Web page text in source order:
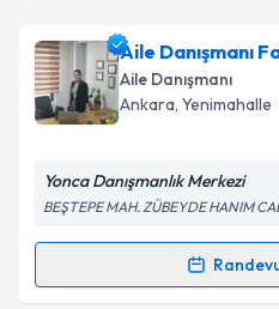
Uzm. Psk. Dan. Didem
takvimi talebi oluşturun.
almanız için bir takvim
bilgilendireceğiz.
Kişisel verilerimin
Aile Danışmanı
Aile Danışmanı
Ankara, Yenimahalle
Yonca Danışmanlık Merkezi
BEŞTEPE MAH. ZÜBEYDE HANIM
Randevu Takvimi